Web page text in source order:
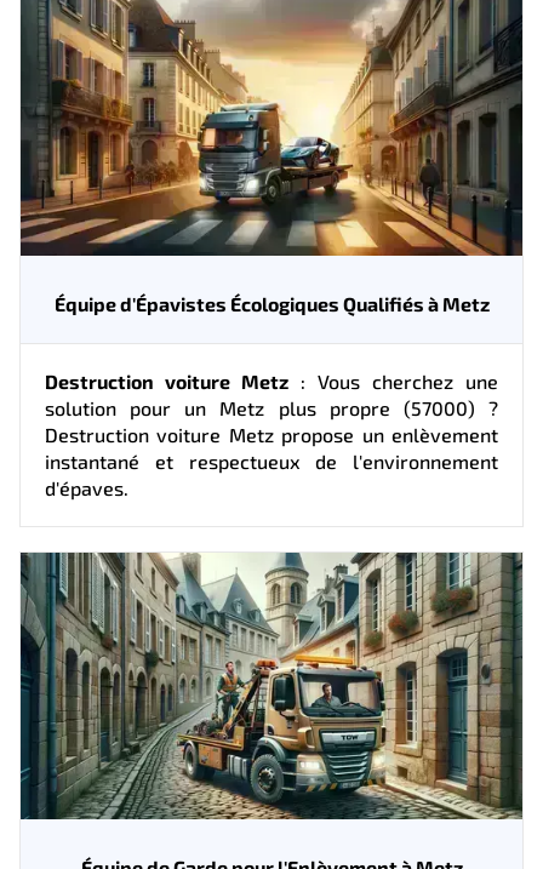
Équipe d'Épavistes Écologiques Qualifiés à Metz
Destruction voiture Metz : Vous cherchez une
solution pour un Metz plus propre (57000) ?
Destruction voiture Metz propose un enlèvement
instantané et respectueux de l'environnement
d'épaves.